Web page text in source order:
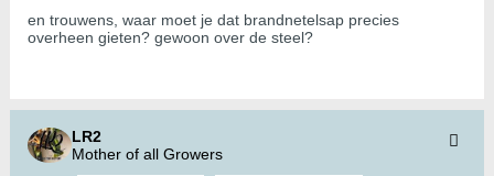
en trouwens, waar moet je dat brandnetelsap precies
overheen gieten? gewoon over de steel?
LR2
Mother of all Growers